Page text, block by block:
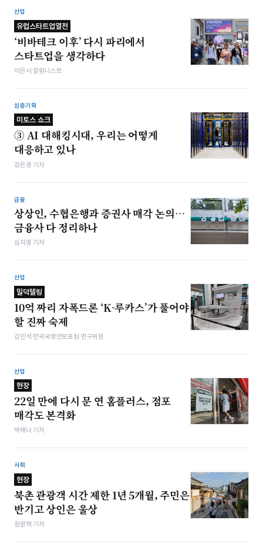
산업
유럽스타트업열전
‘비바테크 이후’ 다시 파리에서
스타트업을 생각하다
이은서 칼럼니스트
심층기획
미토스 쇼크
③ AI 대해킹시대, 우리는 어떻게
대응하고 있나
강은경 기자
금융
상상인, 수협은행과 증권사 매각 논의…
금융사 다 정리하나
심지영 기자
산업
밀덕텔링
10억 짜리 자폭드론 ‘K-루카스’가 풀어야
할 진짜 숙제
김민석 한국국방안보포럼 연구위원
산업
현장
22일 만에 다시 문 연 홈플러스, 점포
매각도 본격화
박해나 기자
사회
현장
북촌 관광객 시간 제한 1년 5개월, 주민은
반기고 상인은 울상
정원혁 기자